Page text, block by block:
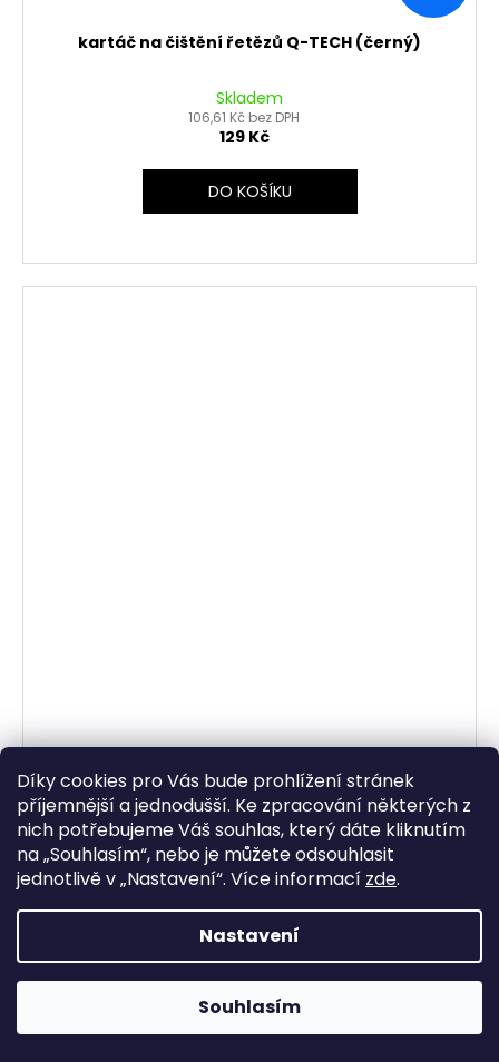
Díky cookies pro Vás bude prohlížení stránek
příjemnější a jednodušší. Ke zpracování některých z
nich potřebujeme Váš souhlas, který dáte kliknutím
na „Souhlasím“, nebo je můžete odsouhlasit
jednotlivě v „Nastavení“. Více informací zde.
Nastavení
Souhlasím
kartáč na čištění řetězů Q-TECH (černý)
Skladem
106,61 Kč bez DPH
129 Kč
DO KOŠÍKU
50 ml
Skladem
223,14 Kč bez DPH
270 Kč
DO KOŠÍKU
Bílý plně syntetický speciální mazací tuk na řetězy
motocyklů. Pro optimální mazání řetězů kvůli viditelné
nanesené vrstvě tuku. Je odolný proti horku, chladu a